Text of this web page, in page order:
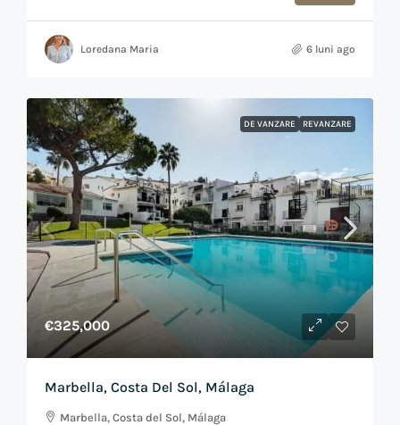
Loredana Maria 6 luni ago
DE VANZARE REVANZARE
€325,000
Marbella, Costa Del Sol, Málaga
Marbella, Costa del Sol, Málaga